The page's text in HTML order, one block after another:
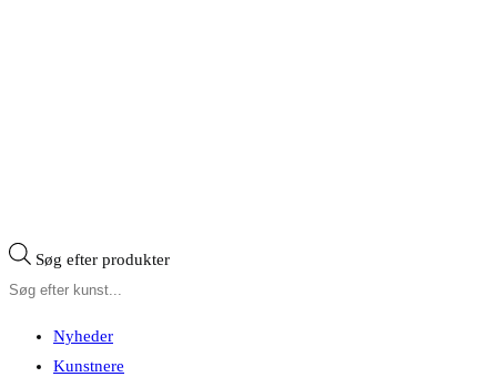
Søg efter produkter
Nyheder
Kunstnere